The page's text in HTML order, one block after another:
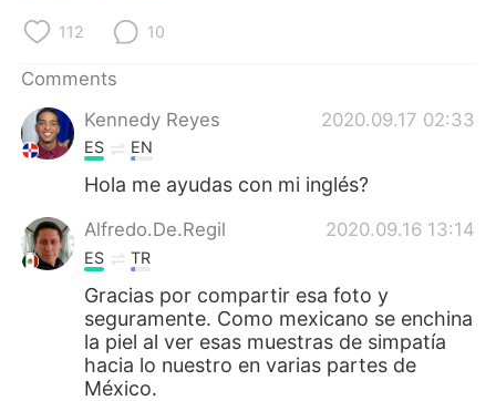
日本語
Русский
Indonesia
Türkçe Tiếng Việt
Português
112 10
Comments
Kennedy Reyes
2020.09.17 02:33
ES EN
Hola me ayudas con mi inglés?
Alfredo.De.Regil 2020.09.16 13:14
ES TR
Gracias por compartir esa foto y
seguramente. Como mexicano se enchina
la piel al ver esas muestras de simpatía
hacia lo nuestro en varias partes de
México.